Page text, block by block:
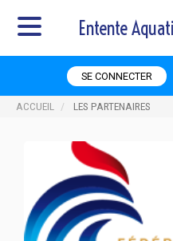
Entente
SE CONNECTER
ACCUEIL LES PARTENAIRES